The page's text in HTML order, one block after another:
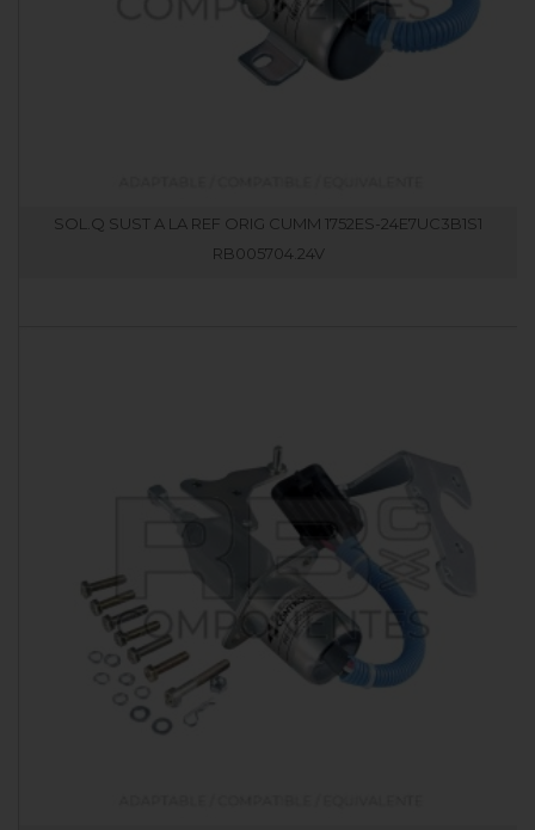
SOL.Q SUST A LA REF ORIG CUMM 1752ES-24E7UC3B1S1
RB005704.24V